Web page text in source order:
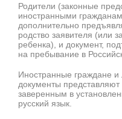
Родители (законные
иностранными
дополнительно
родство заявителя (или
ребенка), и документ,
на пребывание в
Иностранные граждане и
документы
заверенным в
русский язык.